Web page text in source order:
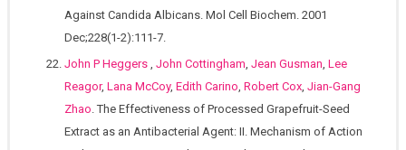
Against Candida Albicans. Mol Cell Biochem. 2001
Dec;228(1-2):111-7.
John P Heggers John Cottingham Jean Gusman Lee
Reagor, Lana McCoy, Edith Carino Robert Cox Jian-Gang
Zhao . The Effectiveness of Processed Grapefruit-Seed
Extract as an Antibacterial Agent: II. Mechanism of Action